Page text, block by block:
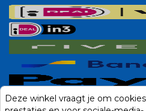
Deze winkel vraagt je om